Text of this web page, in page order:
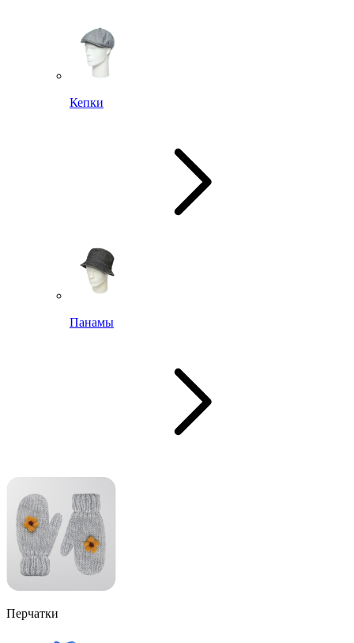
Кепки
Панамы
Перчатки